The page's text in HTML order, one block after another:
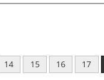
14 15 16 17